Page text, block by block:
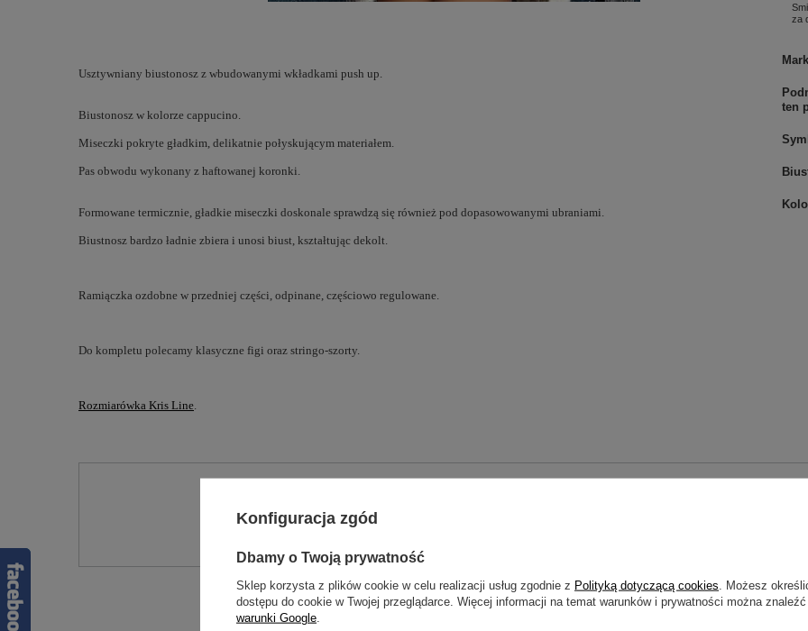
za
Usztywniany biustonosz z wbudowanymi wkładkami push up.
Biustonosz w kolorze cappucino.
Miseczki pokryte gładkim, delikatnie połyskującym materiałem.
Pas obwodu wykonany z haftowanej koronki.
Formowane termicznie, gładkie miseczki doskonale sprawdzą się również pod dopasowowanymi ubraniami.
Biustnosz bardzo ładnie zbiera i unosi biust, kształtując dekolt.
Ramiączka ozdobne w przedniej części, odpinane, częściowo regulowane.
Do kompletu polecamy klasyczne figi oraz stringo-szorty.
Rozmiarówka Kris Line
ten
Zadaj pytanie a my odpowiemy niezwłocznie, najciekawsze pytania i odpowiedzi
Konfiguracja zgód
Dbamy o Twoją prywatność
Sklep korzysta z plików cookie w celu realizacji usług zgodnie z Polityką dotyczącą cookies . Możesz
dostępu do cookie w Twojej przeglądarce. Więcej informacji na temat warunków i prywatności można
warunki Google